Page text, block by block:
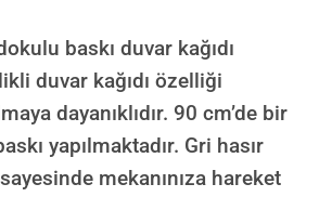
baskı duvar kağıdı
duvar kağıdı özelliği
dayanıklıdır. 90 cm’de bir
yapılmaktadır. Gri hasır
mekanınıza hareket